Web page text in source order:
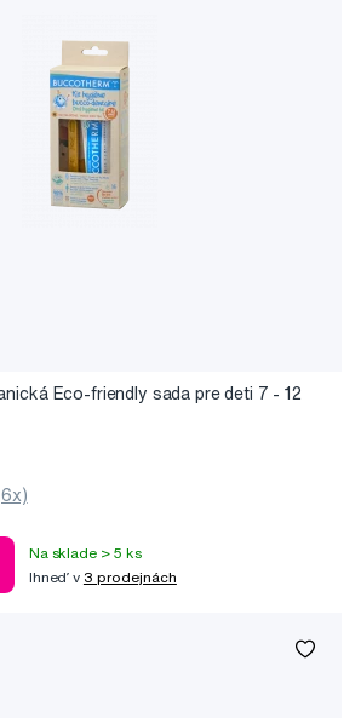
Eco-friendly sada pre deti 7 - 12
Na sklade > 5 ks
Ihneď v 3 prodejnách